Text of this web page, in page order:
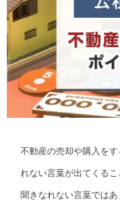
不動産の売却や購入を
れない言葉が出てくるこ
聞きなれない言葉では